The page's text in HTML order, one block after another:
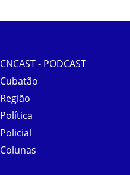
CNCAST - PODCAST
Cubatão
Região
Política
Policial
Colunas